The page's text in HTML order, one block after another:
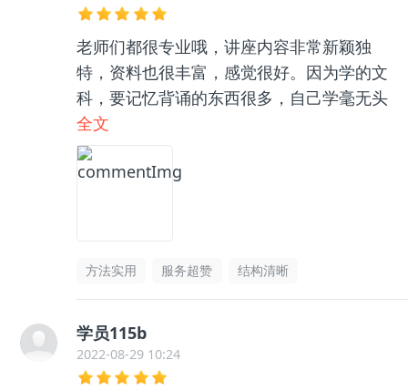
老师们都很专业哦，讲座内容非常新颖独
特，资料也很丰富，感觉很好。因为学的文
科，要记忆背诵的东西很多，自己学毫无头
绪，和咨询老师聊了之后收获很大，逻辑框
架清晰了很多，总之很推荐👍🏻
全文
方法实用 服务超赞 结构清晰
学员115b
2022-08-29 10:24